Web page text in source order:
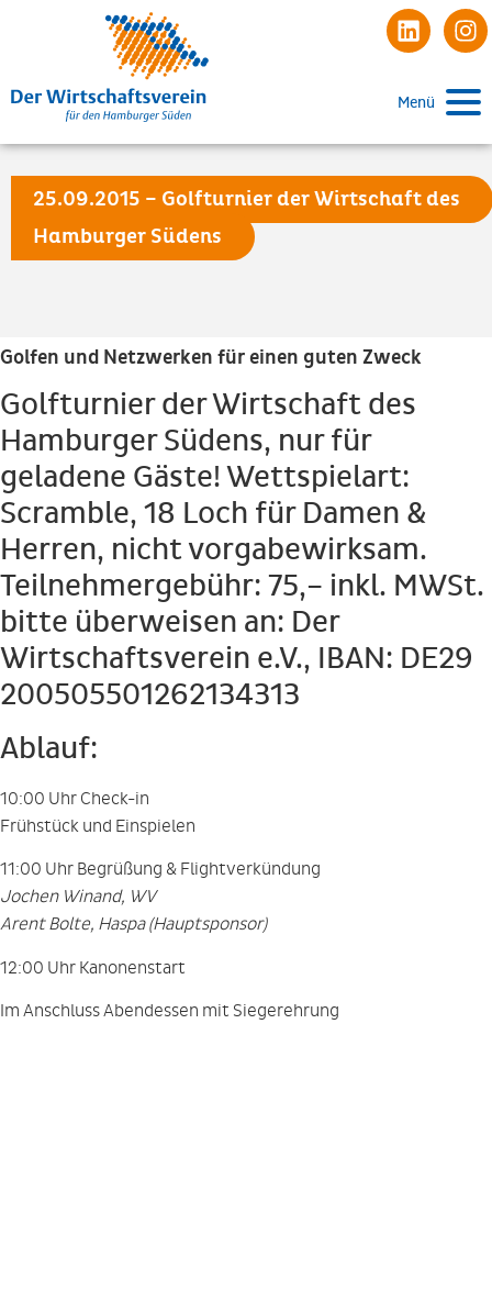
Menü
25.09.2015 – Golfturnier der Wirtschaft des
Hamburger Südens
Golfen und Netzwerken für einen guten Zweck
Golfturnier der Wirtschaft des
Hamburger Südens, nur für
geladene Gäste! Wettspielart:
Scramble, 18 Loch für Damen &
Herren, nicht vorgabewirksam.
Teilnehmergebühr: 75,– inkl. MWSt.
bitte überweisen an: Der
Wirtschaftsverein e.V., IBAN: DE29
200505501262134313
Ablauf:
10:00 Uhr Check-in
Frühstück und Einspielen
11:00 Uhr Begrüßung & Flightverkündung
Jochen Winand, WV
Arent Bolte, Haspa (Hauptsponsor)
12:00 Uhr Kanonenstart
Im Anschluss Abendessen mit Siegerehrung